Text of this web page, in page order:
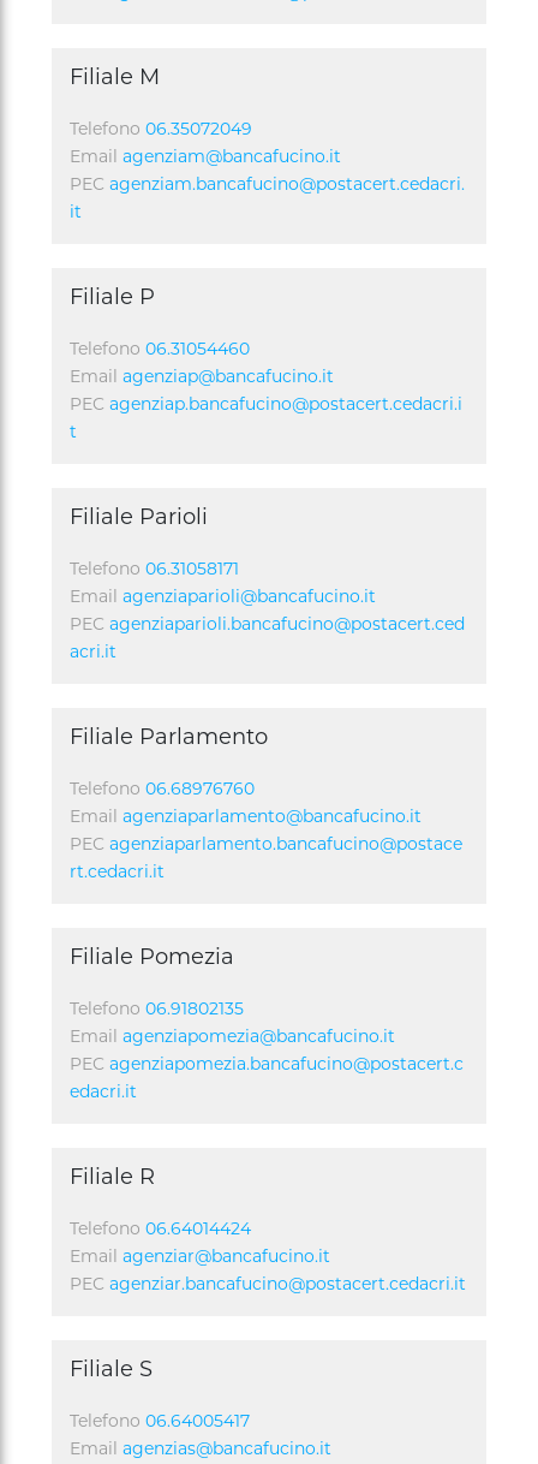
Filiale M
Telefono 06.35072049
Email agenziam@bancafucino.it
PEC agenziam.bancafucino@postacert.cedacri.
it
Filiale P
Telefono 06.31054460
Email agenziap@bancafucino.it
PEC agenziap.bancafucino@postacert.cedacri.i
t
Filiale Parioli
Telefono 06.31058171
Email agenziaparioli@bancafucino.it
PEC agenziaparioli.bancafucino@postacert.ced
acri.it
Filiale Parlamento
Telefono 06.68976760
Email agenziaparlamento@bancafucino.it
PEC agenziaparlamento.bancafucino@postace
rt.cedacri.it
Filiale Pomezia
Telefono 06.91802135
Email agenziapomezia@bancafucino.it
PEC agenziapomezia.bancafucino@postacert.c
edacri.it
Filiale R
Telefono 06.64014424
Email agenziar@bancafucino.it
PEC agenziar.bancafucino@postacert.cedacri.it
Filiale S
Telefono 06.64005417
Email agenzias@bancafucino.it